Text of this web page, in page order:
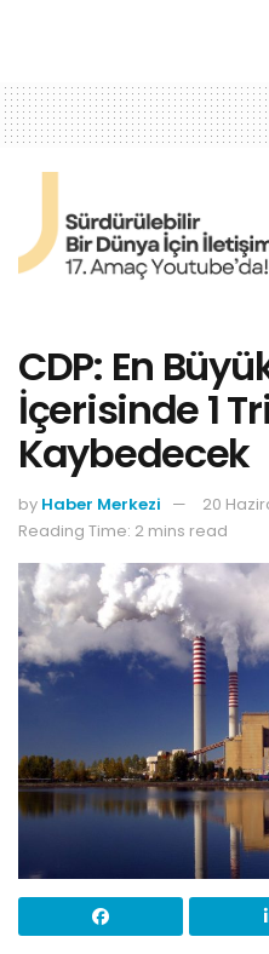
CDP: En
İçerisinde 1
Kaybedecek
by Haber Merkezi
20
Reading Time: 2 mins read